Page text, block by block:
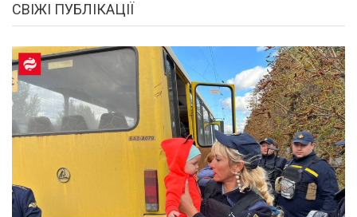
СВІЖІ ПУБЛІКАЦІЇ